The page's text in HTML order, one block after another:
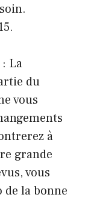
: La
du
vous
à
grande
vous
la bonne